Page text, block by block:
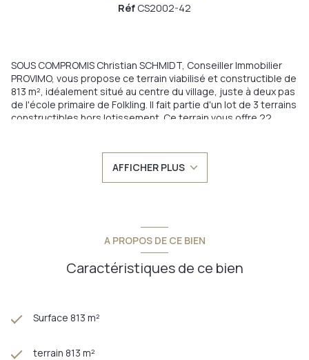
Réf CS2002-42
SOUS COMPROMIS Christian SCHMIDT, Conseiller Immobilier
PROVIMO, vous propose ce terrain viabilisé et constructible de
813 m², idéalement situé au centre du village, juste à deux pas
de l'école primaire de Folkling. Il fait partie d'un lot de 3 terrains
constructibles hors lotissement. Ce terrain vous offre 22
construction peut être envisagé excepté celle d'un immeuble
collectif. Je reste à votre écoute pour toutes demandes de
renseignements complémentaires. N'hésitez pas à vous
AFFICHER PLUS
A PROPOS DE CE BIEN
Caractéristiques de ce bien
Surface 813 m²
terrain 813 m²